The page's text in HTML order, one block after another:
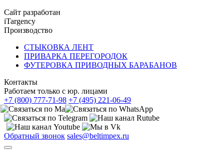
Сайт разработан
iTargency
Производство
СТЫКОВКА ЛЕНТ
ПРИВАРКА ПЕРЕГОРОДОК
ФУТЕРОВКА ПРИВОДНЫХ БАРАБАНОВ
Контакты
Работаем только с юр. лицами
+7 (800) 777-71-98 +7 (495) 221-06-49
Обратный звонок sales@beltimpex.ru